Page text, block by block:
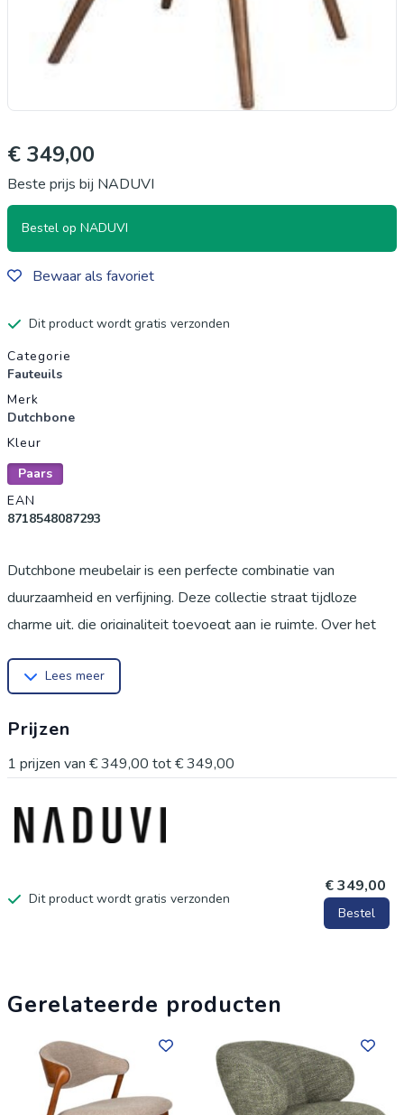
€ 349,00
Beste prijs bij NADUVI
Bestel op NADUVI
Bewaar als favoriet
Dit product wordt gratis verzonden
Productgegevens
Categorie
Fauteuils
Merk
Dutchbone
Kleur
Paars
EAN
8718548087293
Dutchbone meubelair is een perfecte combinatie van
duurzaamheid en verfijning. Deze collectie straat tijdloze
charme uit, die originaliteit toevoegt aan je ruimte. Over het
ontwikkeling, import en groothandel van wereldwijd
opdoen uit verschillende culturen en een eerbetoon brengen
aan vakmanschap, zowel vroeger als nu. Dutchbone levert
vast te leggen. Dutchbone, jouw keuze voor geïnspireerd
wonen!
Lees meer
Prijzen
1 prijzen van € 349,00 tot€ 349,00
Dit product wordt gratis verzonden
€ 349,00
Bestel
Gerelateerde producten